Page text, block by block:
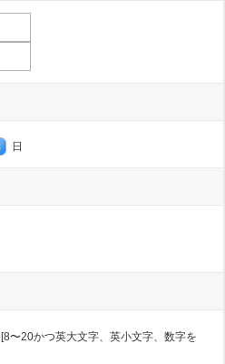
日
[8〜20かつ英大文字、英小文字、数字を